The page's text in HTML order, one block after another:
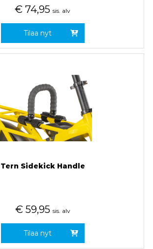
€ 74,95 sis. alv
Tilaa nyt
Tern Sidekick Handle
€ 59,95 sis. alv
Tilaa nyt